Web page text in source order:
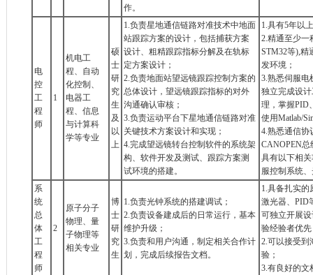
作。
电
控
工
程
师
1
机电工
程、自动
化控制、
电器工
程、信息
与计算科
学等专业
硕
士
研
究
生
及
以
上
1.负责星地通信链路对准技术中地面
站跟踪方案的设计，包括捕获方案
设计、粗精跟踪指标分解及在轨标
定方案设计；
2.负责地面站望远镜跟踪控制方案的
总体设计，望远镜跟踪指标的对外
沟通确认审核；
3.负责运动平台下星地通信链路对准
关键技术方案设计和实现；
4.完成望远镜转台控制软件的系统架
构、软件开发及测试、跟踪方案测
试环境的搭建。
1.具有5年以
2.精通至少一
STM32等),精
发环境；
3.熟悉伺服电
独立完成设
理，掌握PID
使用Matlab/
4.熟悉通信协
CANOPEN
具有以下相
服控制系统
系
统
总
体
工
程
师
2
原子分子
物理、量
子物理等
相关专业
博
士
研
究
生
1.负责光钟系统的搭建调试；
2.负责设备建成后的日常运行，基本
维护升级；
3.负责和用户沟通，制定相关合作计
划，完成后续报告文档。
1.具备扎实的
激光器、PID
可独立开展
验经验者优
2.可以接受到
验；
3.有良好的文